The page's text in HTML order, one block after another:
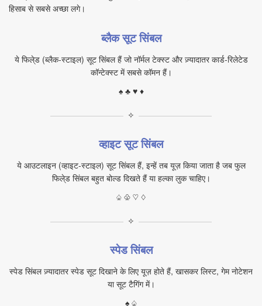
हिसाब से सबसे अच्छा लगे।
ब्लैक सूट सिंबल
ये फिले्ड (ब्लैक‑स्टाइल) सूट सिंबल हैं जो नॉर्मल टेक्स्ट और ज़्यादातर कार्ड‑रिलेटेड
कॉन्टेक्स्ट में सबसे कॉमन हैं।
♠ ♣ ♥ ♦
✧
व्हाइट सूट सिंबल
ये आउटलाइन (व्हाइट‑स्टाइल) सूट सिंबल हैं, इन्हें तब यूज़ किया जाता है जब फुल
फिले्ड सिंबल बहुत बोल्ड दिखते हैं या हल्का लुक चाहिए।
♤ ♧ ♡ ♢
✧
स्पेड सिंबल
स्पेड सिंबल ज़्यादातर स्पेड सूट दिखाने के लिए यूज़ होते हैं, खासकर लिस्ट, गेम नोटेशन
या सूट टैगिंग में।
♠ ♤